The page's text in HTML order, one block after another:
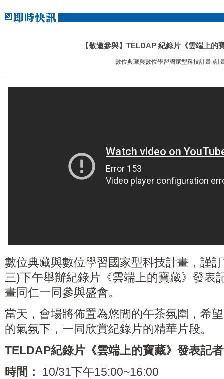
【敬邀參與】TELDAP 紀錄片《雲端上的
數位典藏與數位學習國家型科技計畫 /計
數位典藏與數位學習國家型科技計畫，謹
三)下午舉辦紀錄片《雲端上的寶藏》發表
畫同仁一同參與盛會。
當天，會場將佈置為悠閒的午茶氛圍，希
的氣氛下，一同欣賞紀錄片的精華片段。
TELDAP紀錄片《雲端上的寶藏》發表記
時間：
10/31下午15:00~16:00